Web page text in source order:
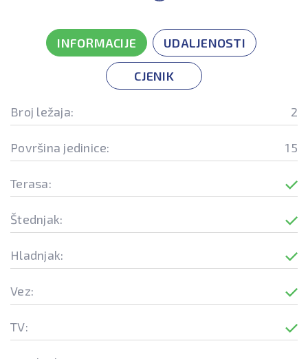
INFORMACIJE UDALJENOSTI
CJENIK
Broj ležaja: 2
Površina jedinice: 15
Terasa:
Štednjak:
Hladnjak:
Vez:
TV: